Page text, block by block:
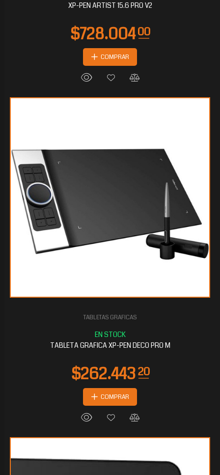
XP-PEN ARTIST 15.6 PRO V2
COMPRAR
TABLETAS GRAFICAS
TABLETA GRAFICA XP-PEN DECO PRO M
COMPRAR
$68.020